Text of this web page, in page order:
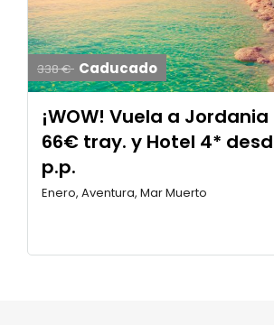
338 € Caducado
¡WOW! Vuela a
66€ tray. y Hotel 4*
p.p.
Enero, Aventura, Mar Muerto